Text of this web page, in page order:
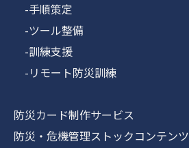
-手順策定
-ツール整備
-訓練支援
-リモート防災訓練
防災カード制作サービス
防災・危機管理ストックコンテンツ